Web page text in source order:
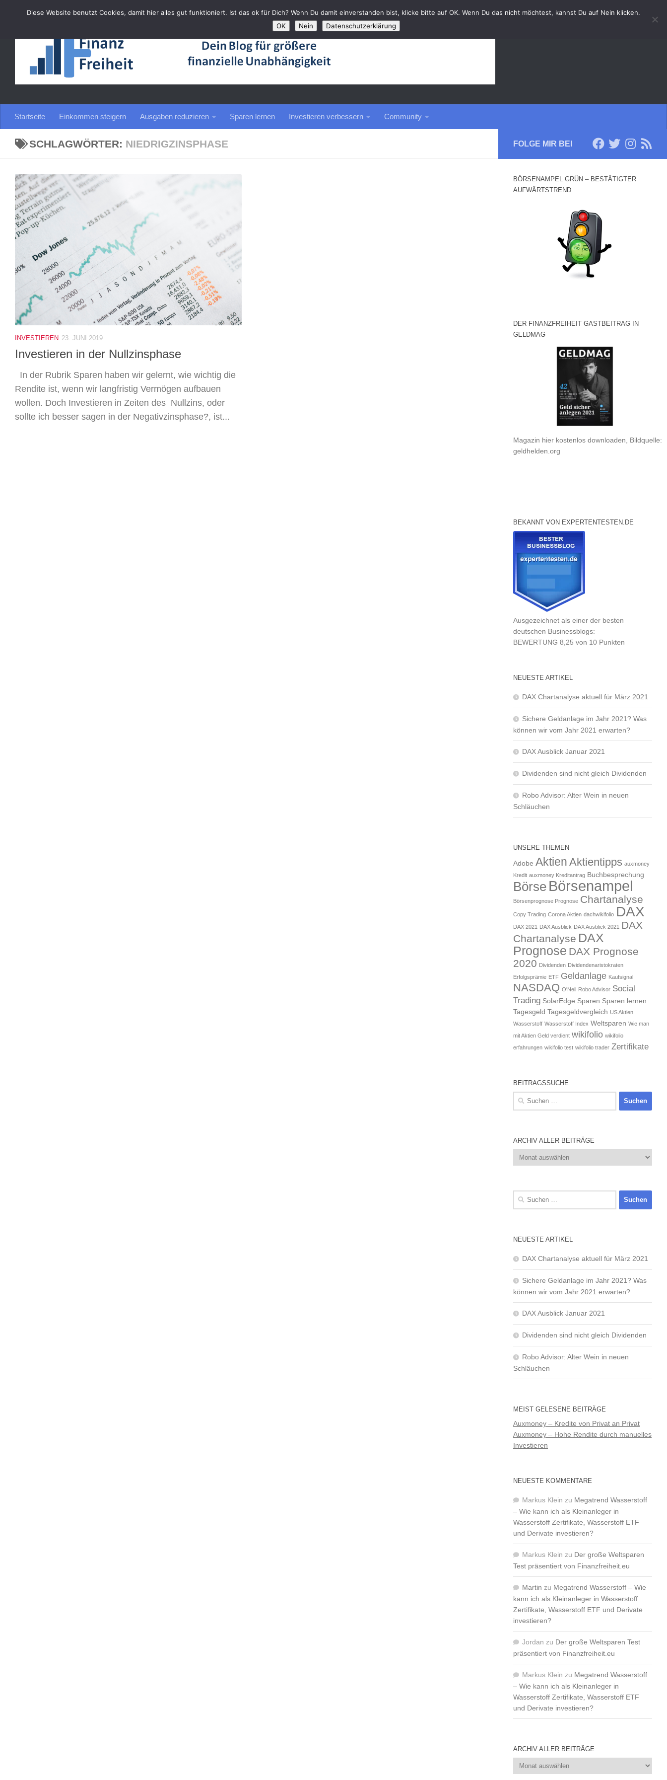
Zum Inhalt springen
Startseite Einkommen steigern Ausgaben reduzieren Sparen lernen Investieren verbessern Community
SCHLAGWÖRTER: NIEDRIGZINSPHASE
INVESTIEREN 23. JUNI 2019
Investieren in der Nullzinsphase
In der Rubrik Sparen haben wir gelernt, wie wichtig die
Rendite ist, wenn wir langfristig Vermögen aufbauen
wollen. Doch Investieren in Zeiten des Nullzins, oder
sollte ich besser sagen in der Negativzinsphase?, ist...
FOLGE MIR BEI
BÖRSENAMPEL GRÜN – BESTÄTIGTER
AUFWÄRTSTREND
DER FINANZFREIHEIT GASTBEITRAG IN
GELDMAG
Magazin hier kostenlos downloaden, Bildquelle:
geldhelden.org
BEKANNT VON EXPERTENTESTEN.DE
Ausgezeichnet als einer der besten
deutschen Businessblogs:
BEWERTUNG 8,25 von 10 Punkten
NEUESTE ARTIKEL
DAX Chartanalyse aktuell für März 2021
Sichere Geldanlage im Jahr 2021? Was
können wir vom Jahr 2021 erwarten?
DAX Ausblick Januar 2021
Dividenden sind nicht gleich Dividenden
Robo Advisor: Alter Wein in neuen
Schläuchen
UNSERE THEMEN
Adobe Aktien Aktientipps auxmoney
Kredit auxmoney Kreditantrag Buchbesprechung
Börse Börsenampel
Börsenprognose Prognose Chartanalyse
Copy Trading Corona Aktien dachwikifolio DAX
DAX 2021 DAX Ausblick DAX Ausblick 2021 DAX
Chartanalyse DAX
Prognose DAX Prognose
2020 Dividenden Dividendenaristokraten
Erfolgsprämie ETF Geldanlage Kaufsignal
NASDAQ O'Neil Robo Advisor Social
Trading SolarEdge Sparen Sparen lernen
Tagesgeld Tagesgeldvergleich US Aktien
Wasserstoff Wasserstoff Index Weltsparen Wie man
mit Aktien Geld verdient wikifolio wikifolio
erfahrungen wikifolio test wikifolio trader Zertifikate
BEITRAGSSUCHE
Suchen
ARCHIV ALLER BEITRÄGE
Archiv
aller
Suchen
NEUESTE ARTIKEL
DAX Chartanalyse aktuell für März 2021
Sichere Geldanlage im Jahr 2021? Was
können wir vom Jahr 2021 erwarten?
DAX Ausblick Januar 2021
Dividenden sind nicht gleich Dividenden
Robo Advisor: Alter Wein in neuen
Schläuchen
MEIST GELESENE BEITRÄGE
Auxmoney – Kredite von Privat an Privat
Auxmoney – Hohe Rendite durch manuelles
Investieren
NEUESTE KOMMENTARE
Markus Klein zu Megatrend Wasserstoff
– Wie kann ich als Kleinanleger in
Wasserstoff Zertifikate, Wasserstoff ETF
und Derivate investieren?
Markus Klein zu Der große Weltsparen
Test präsentiert von Finanzfreiheit.eu
Martin zu Megatrend Wasserstoff – Wie
kann ich als Kleinanleger in Wasserstoff
Zertifikate, Wasserstoff ETF und Derivate
investieren?
Jordan zu Der große Weltsparen Test
präsentiert von Finanzfreiheit.eu
Markus Klein zu Megatrend Wasserstoff
– Wie kann ich als Kleinanleger in
Wasserstoff Zertifikate, Wasserstoff ETF
und Derivate investieren?
ARCHIV ALLER BEITRÄGE
Archiv
aller
Diese Website benutzt Cookies, damit hier alles gut funktioniert. Ist das ok für Dich? Wenn Du damit einverstanden bist, klicke bitte auf OK. Wenn Du das nicht möchtest, kannst Du auf Nein klicken.
OK
Nein Datenschutzerklärung